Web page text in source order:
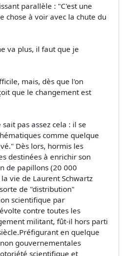
parallèle : "C'est une
chose à voir avec la chute du
va plus, il faut que je
mais, dès que l'on
que le changement est
pas assez cela : il se
comme quelque
Dès lors, hormis les
destinées à enrichir son
de papillons (20 000
vie de Laurent Schwartz
de "distribution"
scientifique par
contre toutes les
militant, fût-il hors parti
en quelque
gouvernementales
scientifique et